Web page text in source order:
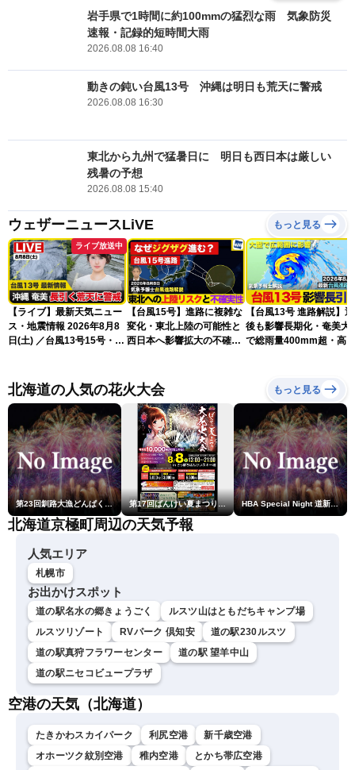
岩手県で1時間に約100mmの猛烈な雨 気象防災
速報・記録的短時間大雨
2026.08.08 16:40
動きの鈍い台風13号 沖縄は明日も荒天に警戒
2026.08.08 16:30
東北から九州で猛暑日に 明日も西日本は厳しい
残暑の予想
2026.08.08 15:40
ウェザーニュースLiVE もっと見る
ライブ放送中
【ライブ】最新天気ニュー
ス・地震情報 2026年8月8
日(土) ／台風13号15号・ゲ
ニュースLiVEイブニング・
小川千奈／芳野達郎〉
【台風15号】進路に複雑な
変化・東北上陸の可能性と
西日本へ影響拡大の不確実
【台風13号 進路解説】
後も影響長期化・奄美大
で総雨量400mm超・高波
北海道の人気の花火大会 もっと見る
第23回釧路大漁どんぱく花火大会 ～道新・光と音のファンタジー～ 第17回ばんけい夏まつり大花火大会 HBA Special Night 道新・秋華火（はなび）
北海道京極町周辺の天気予報
人気エリア
札幌市
お出かけスポット
道の駅名水の郷きょうごく
ルスツ山はともだちキャンプ場
ルスツリゾート
RVパーク 倶知安
道の駅230ルスツ
道の駅真狩フラワーセンター
道の駅 望羊中山
道の駅ニセコビュープラザ
空港の天気（北海道）
たきかわスカイパーク 利尻空港
新千歳空港
オホーツク紋別空港
稚内空港
とかち帯広空港